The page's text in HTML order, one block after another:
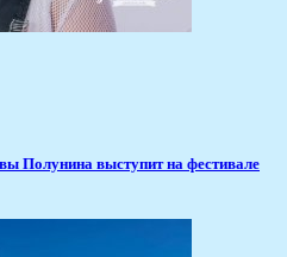
Полунина выступит на фестивале